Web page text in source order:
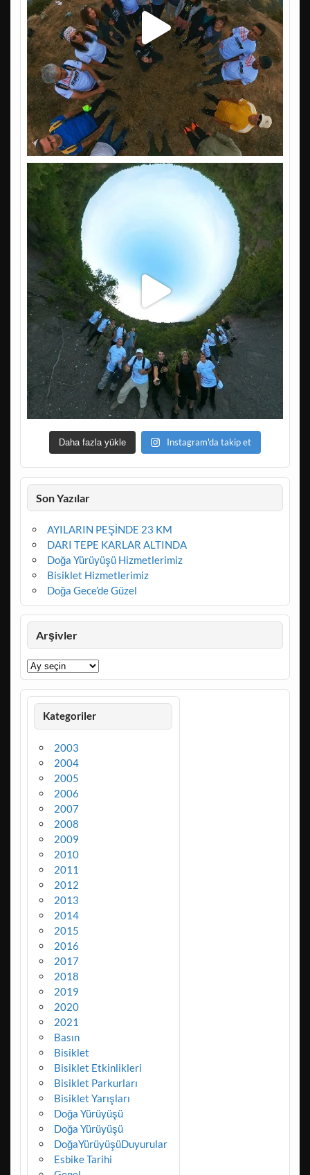
Daha fazla yükle Instagram'da takip et
Son Yazılar
AYILARIN PEŞİNDE 23 KM
DARI TEPE KARLAR ALTINDA
Doğa Yürüyüşü Hizmetlerimiz
Bisiklet Hizmetlerimiz
Doğa Gece’de Güzel
Arşivler
Arşivler
Kategoriler
2003
2004
2005
2006
2007
2008
2009
2010
2011
2012
2013
2014
2015
2016
2017
2018
2019
2020
2021
Basın
Bisiklet
Bisiklet Etkinlikleri
Bisiklet Parkurları
Bisiklet Yarışları
Doğa Yürüyüşü
Doğa Yürüyüşü
DoğaYürüyüşüDuyurular
Esbike Tarihi